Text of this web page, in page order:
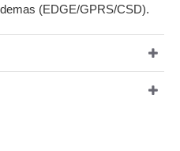
(EDGE/GPRS/CSD).